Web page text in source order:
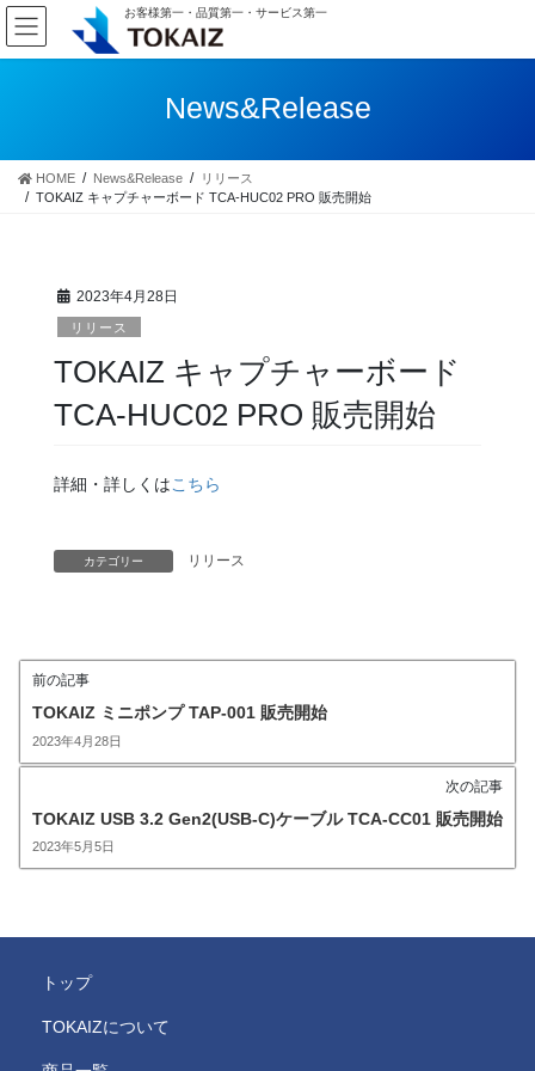
コ
ン
テ
ス
ナ
ビ
ゲ
ン
お客様第一・品質第一・サービス第一
News&Release
HOME News&Release
リリース
TOKAIZ キャプチャーボード TCA-HUC02 PRO 販売開始
2023年4月28日
リリース
TOKAIZ キャプチャーボード
TCA-HUC02 PRO 販売開始
詳細・詳しくはこちら
カテゴリー リリース
前の記事
TOKAIZ ミニポンプ TAP-001 販売開始
2023年4月28日
次の記事
TOKAIZ USB 3.2 Gen2(USB-C)ケーブル TCA-CC01 販売開始
2023年5月5日
トップ
TOKAIZについて